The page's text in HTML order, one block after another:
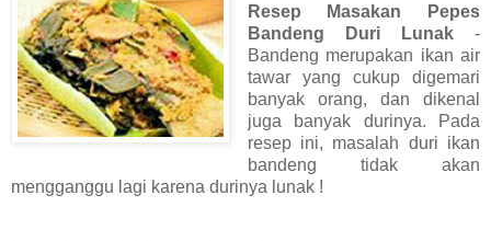
Resep Masakan Pepes
Bandeng Duri Lunak-
Bandeng merupakan ikan air
tawar yang cukup digemari
banyak orang, dan dikenal
juga banyak durinya. Pada
resep ini, masalah duri ikan
bandeng tidak akan
mengganggu lagi karena durinya lunak !